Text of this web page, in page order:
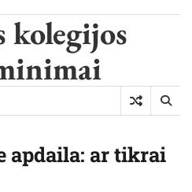
kolegijos
apdaila: ar tikrai